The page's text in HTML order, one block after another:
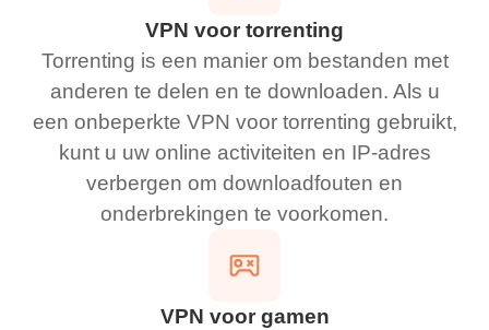
VPN voor torrenting
Torrenting is een manier om bestanden met
anderen te delen en te downloaden. Als u
een onbeperkte VPN voor torrenting gebruikt,
kunt u uw online activiteiten en IP-adres
verbergen om downloadfouten en
onderbrekingen te voorkomen.
VPN voor gamen